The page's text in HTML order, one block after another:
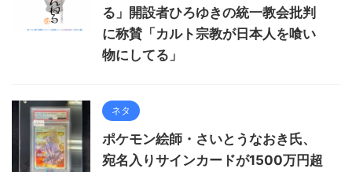
る」開設者ひろゆきの統一教会批判
に称賛「カルト宗教が日本人を喰い
物にしてる」
ネタ
ポケモン絵師・さいとうなおき氏、
宛名入りサインカードが1500万円超